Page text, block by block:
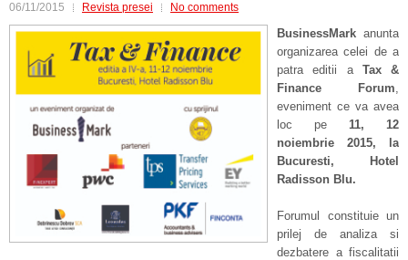
06/11/2015 Revista presei No comments
BusinessMark anunta
organizarea celei de a
patra editii a Tax &
Finance Forum,
eveniment ce va avea
loc pe 11, 12
noiembrie 2015, la
Bucuresti, Hotel
Radisson Blu.
Forumul constituie un
prilej de analiza si
dezbatere a fiscalitatii